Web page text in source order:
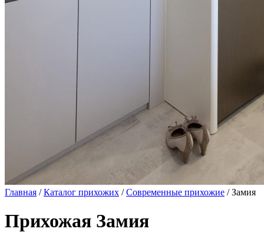
Главная /Каталог прихожих /Современные прихожие / Замия
Прихожая Замия